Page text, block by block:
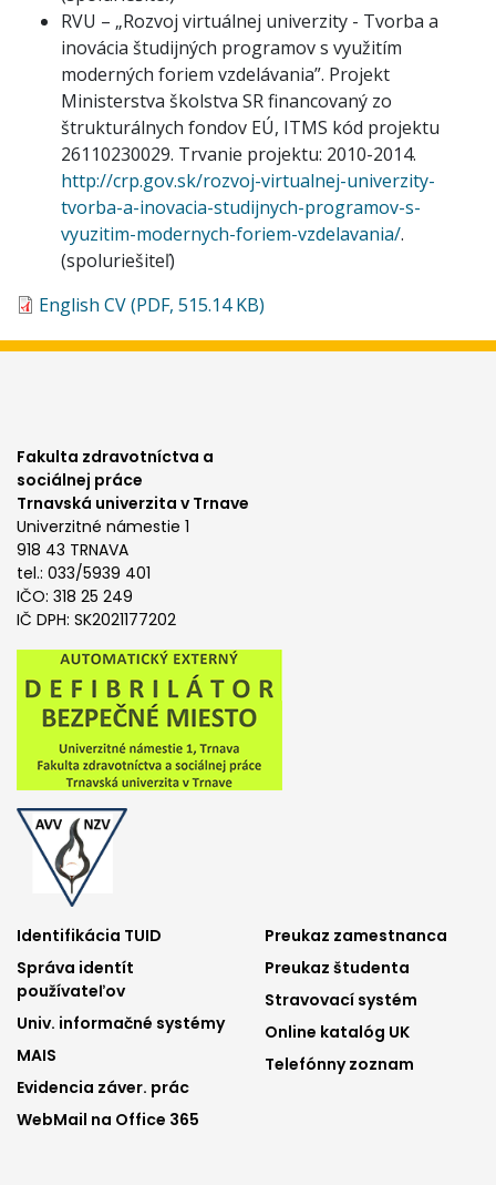
RVU – „Rozvoj virtuálnej univerzity - Tvorba a
inovácia študijných programov s využitím
moderných foriem vzdelávania”. Projekt
Ministerstva školstva SR financovaný zo
štrukturálnych fondov EÚ, ITMS kód projektu
26110230029. Trvanie projektu: 2010-2014.
http://crp.gov.sk/rozvoj-virtualnej-univerzity-
tvorba-a-inovacia-studijnych-programov-s-
vyuzitim-modernych-foriem-vzdelavania/.
(spoluriešiteľ)
English CV (PDF, 515.14 KB)
Fakulta zdravotníctva a
sociálnej práce
Trnavská univerzita v Trnave
Univerzitné námestie 1
918 43 TRNAVA
tel.: 033/5939 401
IČO: 318 25 249
IČ DPH: SK2021177202
Footer
menu
1
Identifikácia TUID
Správa identít
používateľov
Univ. informačné systémy
MAIS
Evidencia záver. prác
WebMail na Office 365
Footer
menu
2
Preukaz zamestnanca
Preukaz študenta
Stravovací systém
Online katalóg UK
Telefónny zoznam